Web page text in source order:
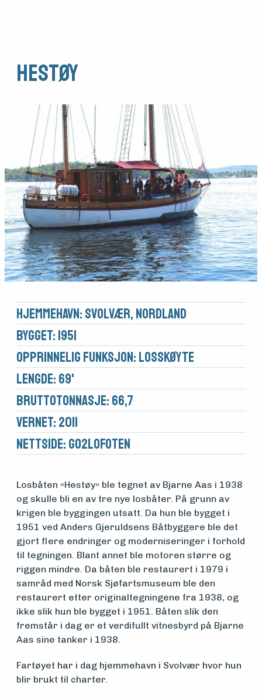
Medlemsfartøy
Søk
om
midler
Vern,
vedlikehold
og drift
Om
Hestøy
Hjemmehavn: Svolvær, Nordland
Bygget: 1951
Opprinnelig funksjon: Losskøyte
Lengde: 69'
Brutto­tonnasje: 66,7
Vernet: 2011
Nettside: Go2Lofoten
Losbåten «Hestøy» ble tegnet av Bjarne Aas i 1938
og skulle bli en av tre nye losbåter. På grunn av
krigen ble byggingen utsatt. Da hun ble bygget i
1951 ved Anders Gjeruldsens Båtbyggere ble det
gjort flere endringer og moderniseringer i forhold
til tegningen. Blant annet ble motoren større og
riggen mindre. Da båten ble restaurert i 1979 i
samråd med Norsk Sjøfartsmuseum ble den
restaurert etter originaltegningene fra 1938, og
ikke slik hun ble bygget i 1951. Båten slik den
fremstår i dag er et verdifullt vitnesbyrd på Bjarne
Aas sine tanker i 1938.
Fartøyet har i dag hjemmehavn i Svolvær hvor hun
blir brukt til charter.